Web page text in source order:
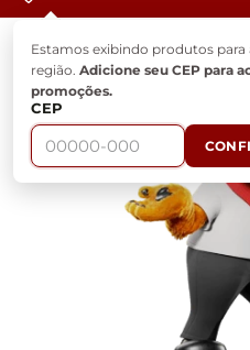
Estamos exibindo produtos para
região. Adicione seu CEP para
promoções.
CEP